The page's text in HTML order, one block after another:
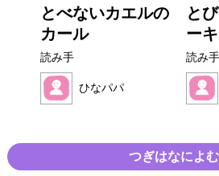
とべないカエルの
カール
読み手
ひなパパ
と
ー
読み手
つぎはなによむ